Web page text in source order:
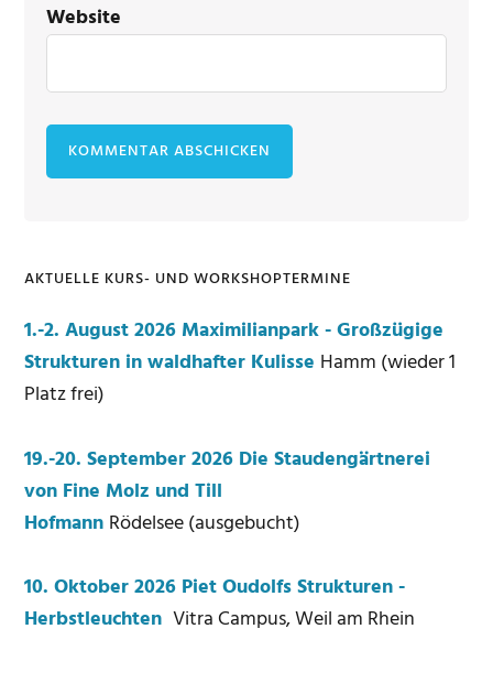
Website
Seitenspalte
AKTUELLE KURS- UND WORKSHOPTERMINE
1.-2. August 2026 Maximilianpark - Großzügige
Strukturen in waldhafter Kulisse Hamm (wieder 1
Platz frei)
19.-20. September 2026 Die Staudengärtnerei
von Fine Molz und Till
Hofmann Rödelsee (ausgebucht)
10. Oktober 2026 Piet Oudolfs Strukturen -
Herbstleuchten Vitra Campus, Weil am Rhein